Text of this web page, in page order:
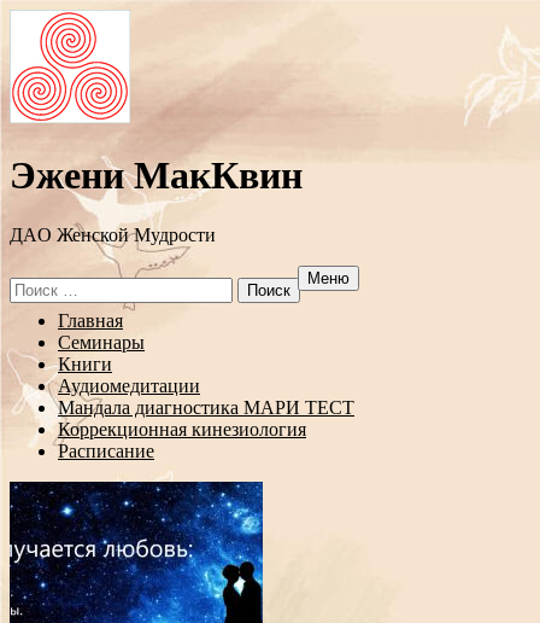
Эжени МакКвин
ДAO Женской Мудрости
Search
for:
Меню
Перейти
содержанию
Главная
Семинары
Книги
Аудиомедитации
Мандала диагностика МАРИ ТЕСТ
Коррекционная кинезиология
Расписание